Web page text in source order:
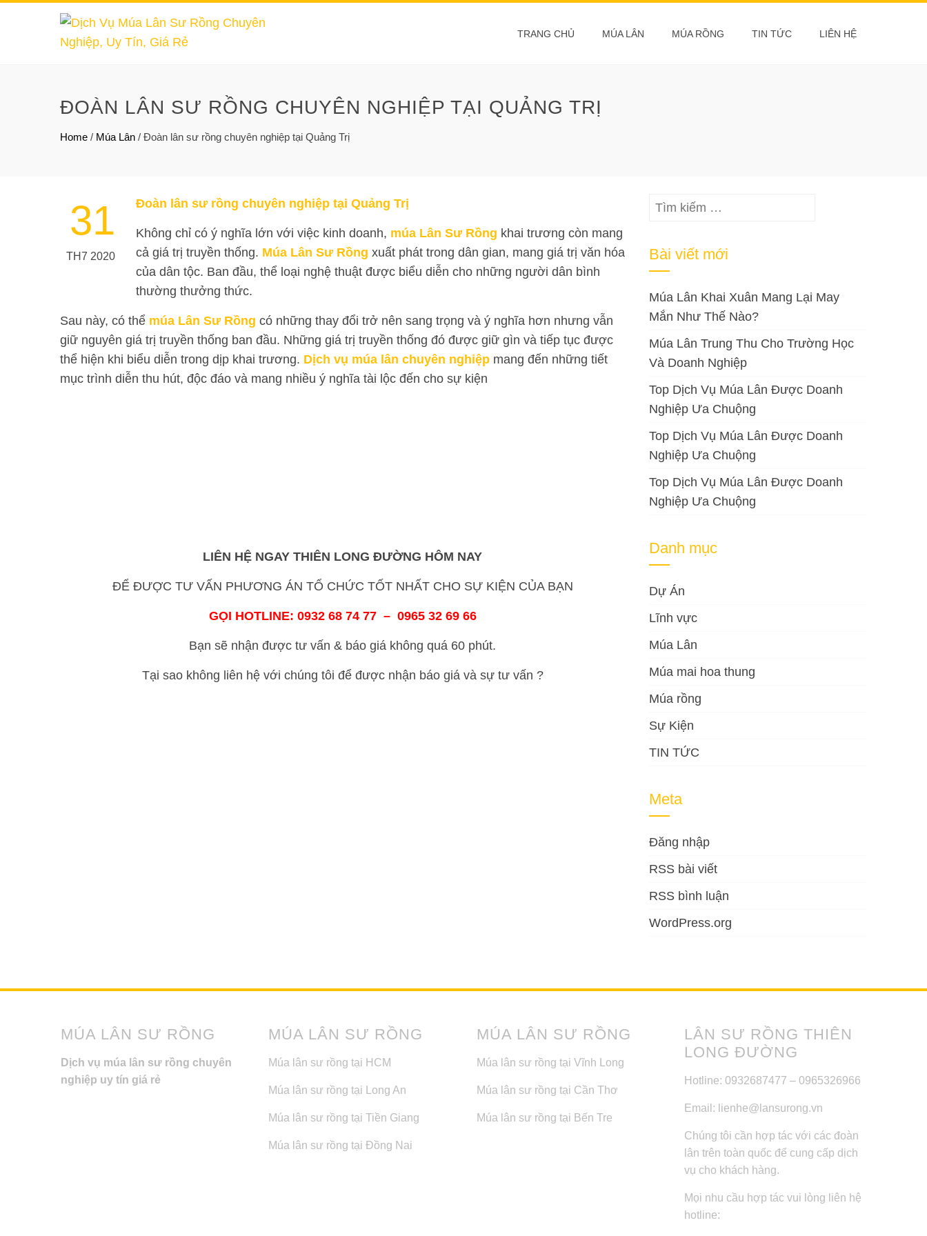
TRANG CHỦ MÚA LÂN MÚA RỒNG TIN TỨC LIÊN HỆ
ĐOÀN LÂN SƯ RỒNG CHUYÊN NGHIỆP TẠI QUẢNG TRỊ
Home / Múa Lân / Đoàn lân sư rồng chuyên nghiệp tại Quảng Trị
31
TH7 2020
Đoàn lân sư rồng chuyên nghiệp tại Quảng Trị
Không chỉ có ý nghĩa lớn với việc kinh doanh, múa Lân Sư Rồng khai trương còn mang
cả giá trị truyền thống. Múa Lân Sư Rồng xuất phát trong dân gian, mang giá trị văn hóa
của dân tộc. Ban đầu, thể loại nghệ thuật được biểu diễn cho những người dân bình
thường thưởng thức.
Sau này, có thể múa Lân Sư Rồng có những thay đổi trở nên sang trọng và ý nghĩa hơn nhưng vẫn
giữ nguyên giá trị truyền thống ban đầu. Những giá trị truyền thống đó được giữ gìn và tiếp tục được
thể hiện khi biểu diễn trong dịp khai trương. Dịch vụ múa lân chuyên nghiệp mang đến những tiết
mục trình diễn thu hút, độc đáo và mang nhiều ý nghĩa tài lộc đến cho sự kiện
LIÊN HỆ NGAY THIÊN LONG ĐƯỜNG HÔM NAY
ĐỂ ĐƯỢC TƯ VẤN PHƯƠNG ÁN TỔ CHỨC TỐT NHẤT CHO SỰ KIỆN CỦA BẠN
GỌI HOTLINE: 0932 68 74 77 – 0965 32 69 66
Bạn sẽ nhận được tư vấn & báo giá không quá 60 phút.
Tại sao không liên hệ với chúng tôi để được nhận báo giá và sự tư vấn ?
Tìm
Bài viết mới
Múa Lân Khai Xuân Mang Lại May
Mắn Như Thế Nào?
Múa Lân Trung Thu Cho Trường Học
Và Doanh Nghiệp
Top Dịch Vụ Múa Lân Được Doanh
Nghiệp Ưa Chuộng
Top Dịch Vụ Múa Lân Được Doanh
Nghiệp Ưa Chuộng
Top Dịch Vụ Múa Lân Được Doanh
Nghiệp Ưa Chuộng
Danh mục
Dự Án
Lĩnh vực
Múa Lân
Múa mai hoa thung
Múa rồng
Sự Kiện
TIN TỨC
Meta
Đăng nhập
RSS bài viết
RSS bình luận
WordPress.org
MÚA LÂN SƯ RỒNG
Dịch vụ múa lân sư rồng chuyên
nghiệp uy tín giá rẻ
MÚA LÂN SƯ RỒNG
Múa lân sư rồng tại HCM
Múa lân sư rồng tại Long An
Múa lân sư rồng tại Tiền Giang
Múa lân sư rồng tại Đồng Nai
MÚA LÂN SƯ RỒNG
Múa lân sư rồng tại Vĩnh Long
Múa lân sư rồng tại Cần Thơ
Múa lân sư rồng tại Bến Tre
LÂN SƯ RỒNG THIÊN
LONG ĐƯỜNG
Hotline: 0932687477 – 0965326966
Email: lienhe@lansurong.vn
Chúng tôi cần hợp tác với các đoàn
lân trên toàn quốc để cung cấp dịch
vụ cho khách hàng.
Mọi nhu cầu hợp tác vui lòng liên hệ
hotline: